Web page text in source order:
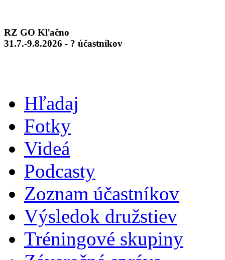
RZ GO Kľačno
31.7.-9.8.2026 - ? účastníkov
Hľadaj
Fotky
Videá
Podcasty
Zoznam účastníkov
Výsledok družstiev
Tréningové skupiny